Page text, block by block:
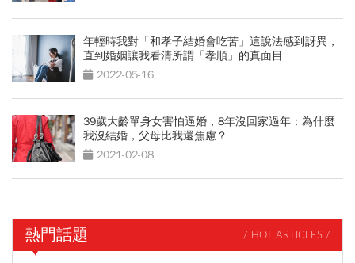
年輕時我對「和孝子結婚會吃苦」這說法感到訝異，
直到婚姻讓我看清所謂「孝順」的真面目
2022-05-16
39歲大齡單身女害怕逼婚，8年沒回家過年：為什麼
我沒結婚，父母比我還焦慮？
2021-02-08
熱門話題 / HOT ARTICLES /